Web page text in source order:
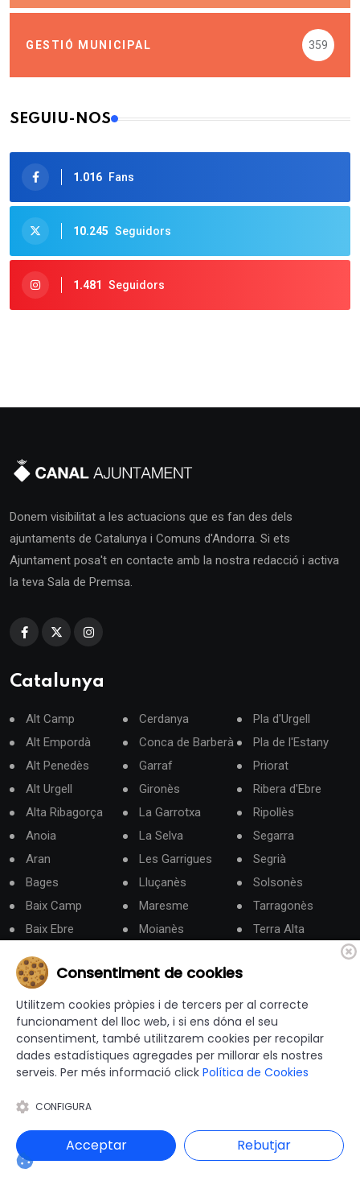
GESTIÓ MUNICIPAL 359
SEGUIU-NOS
1.016 Fans
10.245 Seguidors
1.481 Seguidors
Donem visibilitat a les actuacions que es fan des dels
ajuntaments de Catalunya i Comuns d'Andorra. Si ets
Ajuntament posa't en contacte amb la nostra redacció i activa
la teva Sala de Premsa.
Catalunya
Alt Camp
Alt Empordà
Alt Penedès
Alt Urgell
Alta Ribagorça
Anoia
Aran
Bages
Baix Camp
Baix Ebre
Baix Llobregat
Baix Penedès
Barcelonès
Berguedà
Cerdanya
Conca de Barberà
Garraf
Gironès
La Garrotxa
La Selva
Les Garrigues
Lluçanès
Maresme
Moianès
Noguera
Osona
Pallars Jussà
Pallars Sobirà
Pla d'Urgell
Pla de l'Estany
Priorat
Ribera d'Ebre
Ripollès
Segarra
Segrià
Solsonès
Tarragonès
Terra Alta
Vallès Oriental
Administració Electrònica
Administracó local
Agenda
Consentiment de cookies
Utilitzem cookies pròpies i de tercers per al correcte
funcionament del lloc web, i si ens dóna el seu
consentiment, també utilitzarem cookies per recopilar
dades estadístiques agregades per millorar els nostres
serveis. Per més informació click Política de Cookies
CONFIGURA
Acceptar Rebutjar